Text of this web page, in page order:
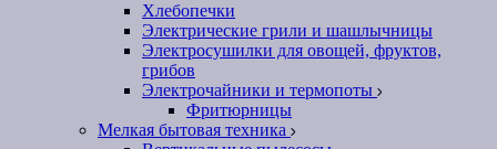
Хлебопечки
Электрические грили и шашлычницы
Электросушилки для овощей, фруктов,
грибов
Электрочайники и термопоты
Фритюрницы
Мелкая бытовая техника